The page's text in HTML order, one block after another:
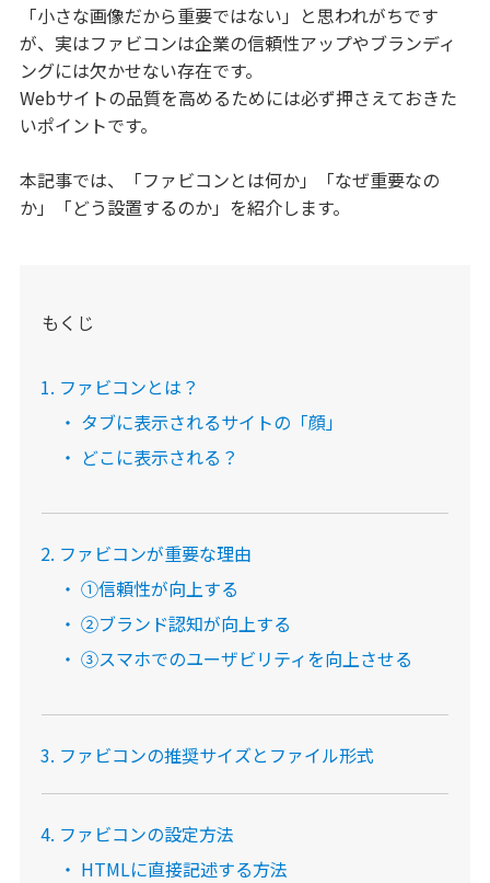
「小さな画像だから重要ではない」と思われがちです
が、実はファビコンは企業の信頼性アップやブランディ
ングには欠かせない存在です。
Webサイトの品質を高めるためには必ず押さえておきた
いポイントです。
本記事では、「ファビコンとは何か」「なぜ重要なの
か」「どう設置するのか」を紹介します。
もくじ
ファビコンとは？
タブに表示されるサイトの「顔」
どこに表示される？
ファビコンが重要な理由
①信頼性が向上する
②ブランド認知が向上する
③スマホでのユーザビリティを向上させる
ファビコンの推奨サイズとファイル形式
ファビコンの設定方法
HTMLに直接記述する方法